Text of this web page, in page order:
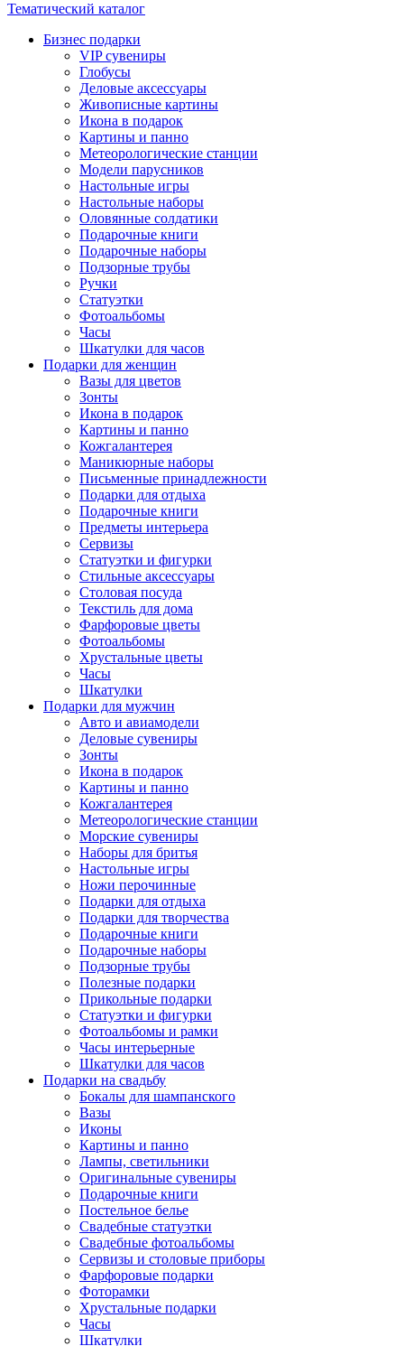
Тематический каталог
Бизнес подарки
VIP сувениры
Глобусы
Деловые аксессуары
Живописные картины
Икона в подарок
Картины и панно
Метеорологические станции
Модели парусников
Настольные игры
Настольные наборы
Оловянные солдатики
Подарочные книги
Подарочные наборы
Подзорные трубы
Ручки
Статуэтки
Фотоальбомы
Часы
Шкатулки для часов
Подарки для женщин
Вазы для цветов
Зонты
Икона в подарок
Картины и панно
Кожгалантерея
Маникюрные наборы
Письменные принадлежности
Подарки для отдыха
Подарочные книги
Предметы интерьера
Сервизы
Статуэтки и фигурки
Стильные аксессуары
Столовая посуда
Текстиль для дома
Фарфоровые цветы
Фотоальбомы
Хрустальные цветы
Часы
Шкатулки
Подарки для мужчин
Авто и авиамодели
Деловые сувениры
Зонты
Икона в подарок
Картины и панно
Кожгалантерея
Метеорологические станции
Морские сувениры
Наборы для бритья
Настольные игры
Ножи перочинные
Подарки для отдыха
Подарки для творчества
Подарочные книги
Подарочные наборы
Подзорные трубы
Полезные подарки
Прикольные подарки
Статуэтки и фигурки
Фотоальбомы и рамки
Часы интерьерные
Шкатулки для часов
Подарки на свадьбу
Бокалы для шампанского
Вазы
Иконы
Картины и панно
Лампы, светильники
Оригинальные сувениры
Подарочные книги
Постельное белье
Свадебные статуэтки
Свадебные фотоальбомы
Сервизы и столовые приборы
Фарфоровые подарки
Фоторамки
Хрустальные подарки
Часы
Шкатулки